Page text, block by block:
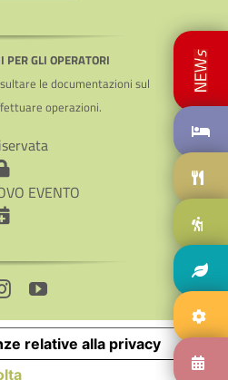
GLI OPERATORI
le documentazioni sul
operazioni.
EVENTO
relative alla privacy